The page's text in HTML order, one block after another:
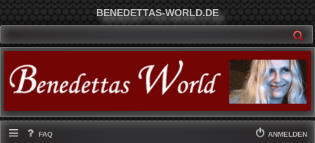
BENEDETTAS-WORLD.DE
FAQ ANMELDEN